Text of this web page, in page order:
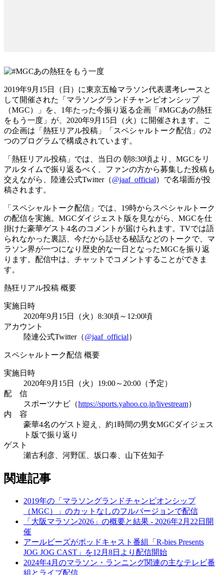
2019年9月15日（日）に東京五輪マラソン代表選考レースと
して開催された「マラソングランドチャンピオンシップ
（MGC）」を、1年たった今振り返る企画「#MGCあの熱狂
をもう一度」が、2020年9月15日（火）に開催されます。こ
の企画は「熱狂リアル投稿」「スペシャルトーク配信」の2
つのプログラムで構成されています。
「熱狂リアル投稿」では、当日の 朝8:30頃より、MGCをリ
アルタイムで振り返るべく、ファンの方から募集した投稿も
交えながら、陸連公式Twitter（@jaaf_official）で名場面が投
稿されます。
「スペシャルトーク配信」では、19時からスペシャルトーク
の配信を実施。MGCダイジェスト版を見ながら、MGCを仕
掛けた豪華ゲスト4名のコメントが届けられます。TVでは語
られなかった裏話、今だから話せる秘話などのトークで、マ
ラソン界が一つになり歴史的な一日となったMGCを振り返
ります。配信中は、チャットでコメントすることができま
す。
熱狂リアル投稿 概要
実施日時
2020年9月15日（火）8:30頃～12:00頃
アカウント
陸連公式Twitter（@jaaf_official）
スペシャルトーク配信 概要
実施日時
2020年9月15日（火）19:00～20:00（予定）
配 信
スポーツナビ（https://sports.yahoo.co.jp/livestream）
内 容
豪華4名のゲスト迎え、約1時間の男女MGCダイジェス
ト版で振り返り
ゲスト
瀬古利彦、河野匡、坂口泰、山下佐知子
関連記事
2019年の「マラソングランドチャンピオンシップ
（MGC）」のカットなしのフルバージョンで配信
「大阪マラソン2026」の概要と結果 - 2026年2月22日開
催
アールビーズがポッドキャスト番組「R-bies Presents
JOG JOG CAST」を12月8日より配信開始
2024年4月のマラソン・ランニング関連の主なテレビ番
組とライブ配信